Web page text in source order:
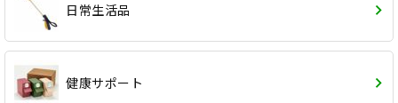
日常生活品
健康サポート